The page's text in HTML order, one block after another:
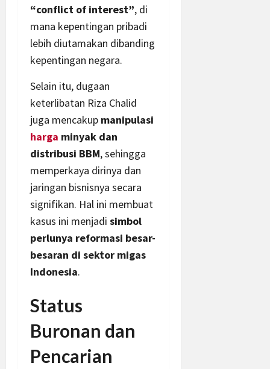
“conflict of interest”, di
mana kepentingan pribadi
lebih diutamakan dibanding
kepentingan negara.
Selain itu, dugaan
keterlibatan Riza Chalid
juga mencakup manipulasi
harga minyak dan
distribusi BBM, sehingga
memperkaya dirinya dan
jaringan bisnisnya secara
signifikan. Hal ini membuat
kasus ini menjadi simbol
perlunya reformasi besar-
besaran di sektor migas
Indonesia.
Status
Buronan dan
Pencarian